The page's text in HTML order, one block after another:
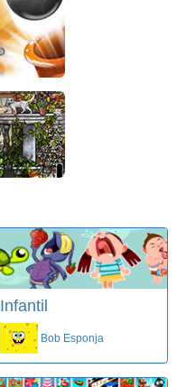
Infantil
Bob Esponja